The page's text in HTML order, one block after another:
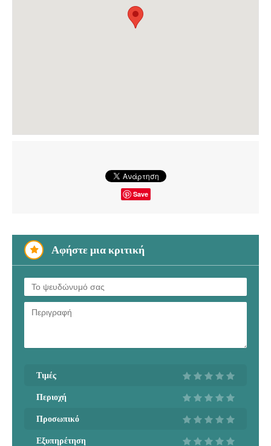
Save
Αφήστε μια κριτική
Τιμές
Περιοχή
Προσωπικό
Εξυπηρέτηση